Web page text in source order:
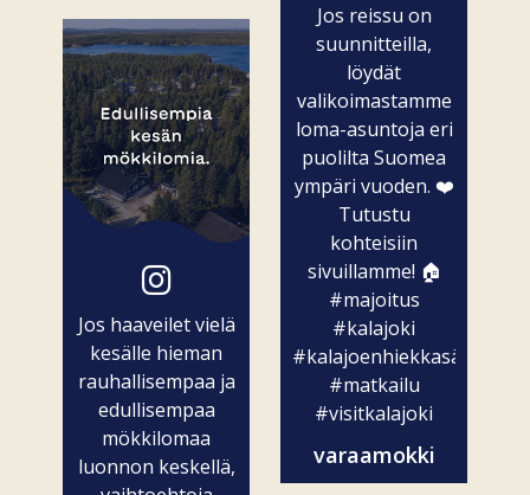
Jos haaveilet vielä
kesälle hieman
rauhallisempaa ja
edullisempaa
mökkilomaa
luonnon keskellä,
Jos reissu on
suunnitteilla,
löydät
valikoimastamme
loma-asuntoja eri
puolilta Suomea
ympäri vuoden. ❤️
Tutustu
kohteisiin
sivuillamme! 🏠
#majoitus
#kalajoki
#kalajoenhiekkasärkät
#matkailu
#visitkalajoki
varaamokki